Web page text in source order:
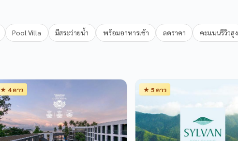
Pool Villa มีสระว่ายน้ำ พร้อมอาหารเช้า ลดราคา คะแนนรีวิวสูง
★ 4 ดาว ★ 5 ดาว